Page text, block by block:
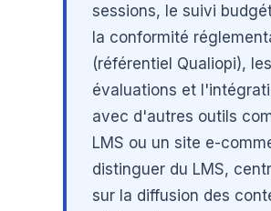
sessions, le suivi
la conformité
(référentiel Qualiopi), les
évaluations et
avec d'autres outils
LMS ou un site e-
distinguer du LMS,
sur la diffusion des